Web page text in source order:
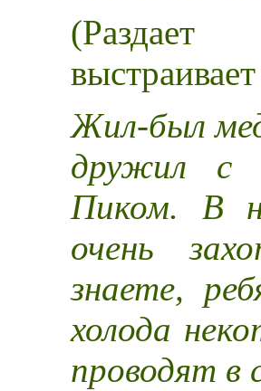
Жил-был
дружил с
Пиком. В
очень
знаете,
холода
проводят в